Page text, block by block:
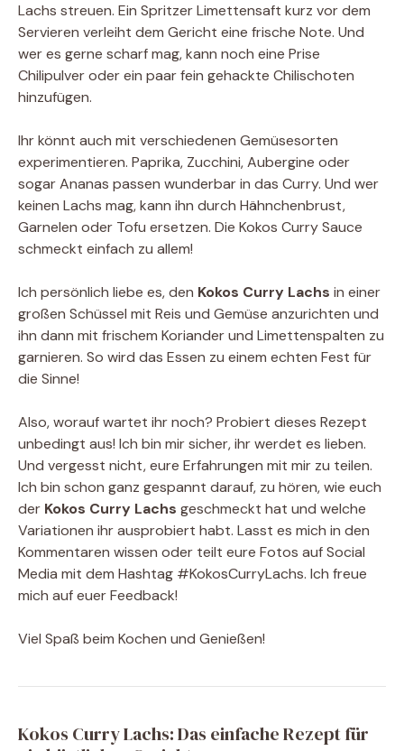
Lachs streuen. Ein Spritzer Limettensaft kurz vor dem
Servieren verleiht dem Gericht eine frische Note. Und
wer es gerne scharf mag, kann noch eine Prise
Chilipulver oder ein paar fein gehackte Chilischoten
hinzufügen.
Ihr könnt auch mit verschiedenen Gemüsesorten
experimentieren. Paprika, Zucchini, Aubergine oder
sogar Ananas passen wunderbar in das Curry. Und wer
keinen Lachs mag, kann ihn durch Hähnchenbrust,
Garnelen oder Tofu ersetzen. Die Kokos Curry Sauce
schmeckt einfach zu allem!
Ich persönlich liebe es, den Kokos Curry Lachs in einer
großen Schüssel mit Reis und Gemüse anzurichten und
ihn dann mit frischem Koriander und Limettenspalten zu
garnieren. So wird das Essen zu einem echten Fest für
die Sinne!
Also, worauf wartet ihr noch? Probiert dieses Rezept
unbedingt aus! Ich bin mir sicher, ihr werdet es lieben.
Und vergesst nicht, eure Erfahrungen mit mir zu teilen.
Ich bin schon ganz gespannt darauf, zu hören, wie euch
der Kokos Curry Lachs geschmeckt hat und welche
Variationen ihr ausprobiert habt. Lasst es mich in den
Kommentaren wissen oder teilt eure Fotos auf Social
Media mit dem Hashtag #KokosCurryLachs. Ich freue
mich auf euer Feedback!
Viel Spaß beim Kochen und Genießen!
Kokos Curry Lachs: Das einfache Rezept für